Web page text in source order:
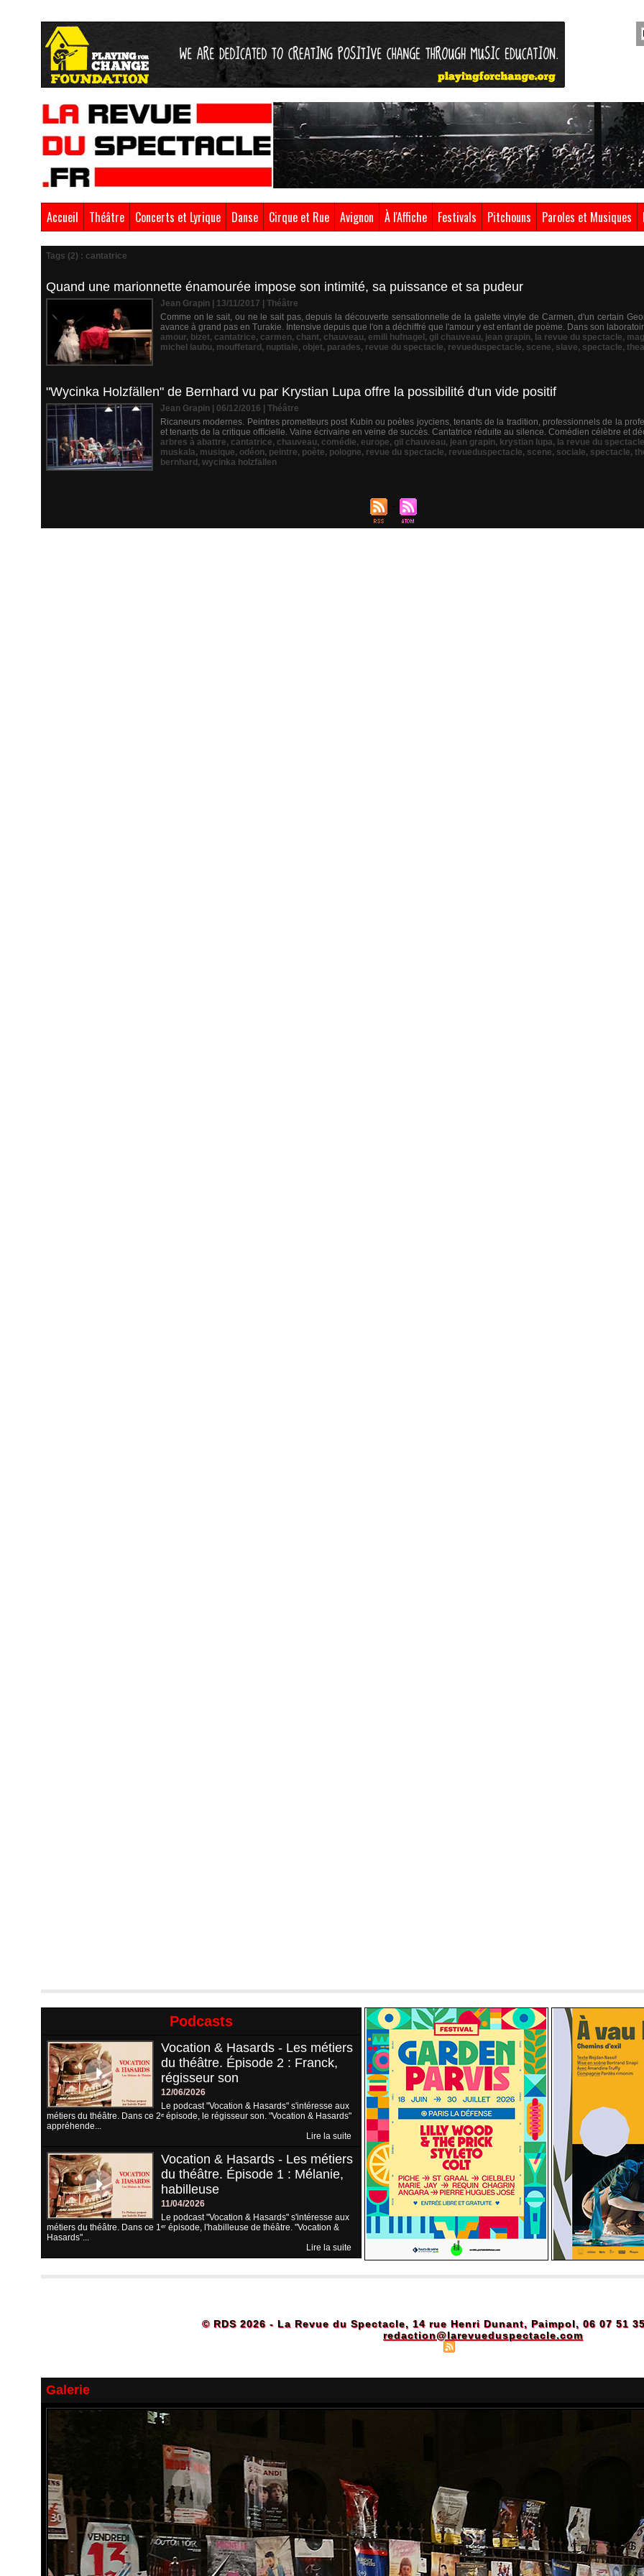
Accueil Théâtre Concerts et Lyrique Danse Cirque et Rue Avignon À l'Affiche Festivals Pitchouns Paroles et Musiques
Tags (2) : cantatrice
Quand une marionnette énamourée impose son intimité, sa puissance et sa pudeur
Jean Grapin | 13/11/2017
Théâtre
Comme on le sait, ou ne le sait pas, depuis la découverte sensationnelle de la galette vinyle de Carmen, d'un certain
avance à grand pas en Turakie. Intensive depuis que l'on a déchiffré que l'amour y est enfant de poème. Dans son
amour, bizet, cantatrice, carmen, chant, chauveau, emili hufnagel , gil chauveau, jean grapin, la revue du spectacle,
michel laubu, mouffetard , nuptiale, objet, parades, revue du spectacle, revueduspectacle, scene, slave, spectacle,
"Wycinka Holzfällen" de Bernhard vu par Krystian Lupa offre la possibilité d'un vide positif
Jean Grapin | 06/12/2016
Théâtre
Ricaneurs modernes. Peintres prometteurs post Kubin ou poètes joyciens, tenants de la tradition, professionnels de la
et tenants de la critique officielle. Vaine écrivaine en veine de succès. Cantatrice réduite au silence. Comédien célèbre et
arbres à abattre, cantatrice, chauveau, comédie, europe, gil chauveau, jean grapin, krystian lupa, la revue du spectacle
muskala, musique, odéon, peintre, poète, pologne, revue du spectacle, revueduspectacle, scene, sociale, spectacle,
bernhard , wycinka holzfällen
Podcasts
Vocation & Hasards - Les métiers
du théâtre. Épisode 2 : Franck,
régisseur son
12/06/2026
Le podcast "Vocation & Hasards" s'intéresse aux
métiers du théâtre. Dans ce 2ᵉ épisode, le régisseur son. "Vocation & Hasards"
appréhende...
Lire la suite
Vocation & Hasards - Les métiers
du théâtre. Épisode 1 : Mélanie,
habilleuse
11/04/2026
Le podcast "Vocation & Hasards" s'intéresse aux
métiers du théâtre. Dans ce 1ᵉʳ épisode, l'habilleuse de théâtre. "Vocation &
Hasards"...
Lire la suite
© RDS 2026 - La Revue du Spectacle, 14 rue Henri Dunant, Paimpol, 06 07 51
redaction@larevueduspectacle.com
Galerie